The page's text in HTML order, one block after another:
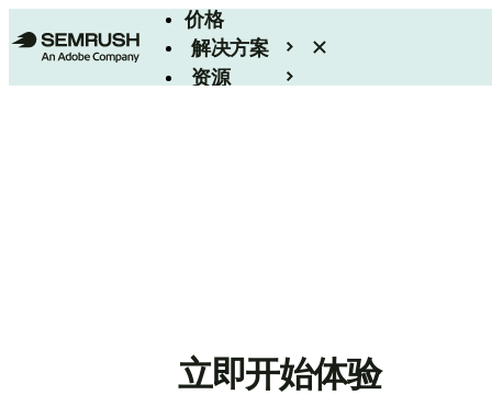
价格
解决方案
资源
立即开始体验